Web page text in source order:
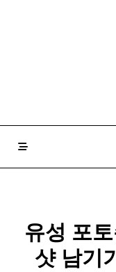
유성 포
샷 남기